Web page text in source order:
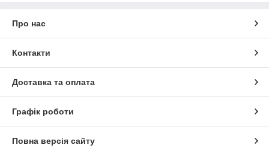
Про нас
Контакти
Доставка та оплата
Графік роботи
Повна версія сайту